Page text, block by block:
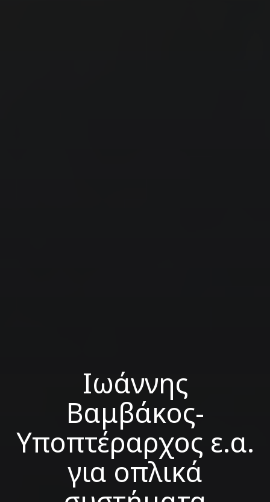
Ιωάννης
Βαμβάκος-
Υποπτέραρχος ε.α.
για οπλικά